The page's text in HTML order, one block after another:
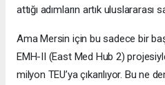
attığı adımların artık uluslararası
Ama Mersin için bu sadece bir
EMH-II (East Med Hub 2)
milyon TEU’ya çıkarılıyor. Bu ne